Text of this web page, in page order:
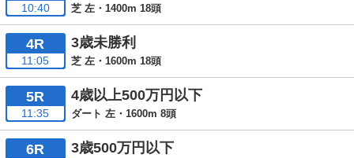
10:40 芝 左・1400m 18頭
4R
11:05
3歳未勝利
芝 左・1600m 18頭
5R
11:35
4歳以上500万円以下
ダート 左・1600m 8頭
6R 3歳500万円以下